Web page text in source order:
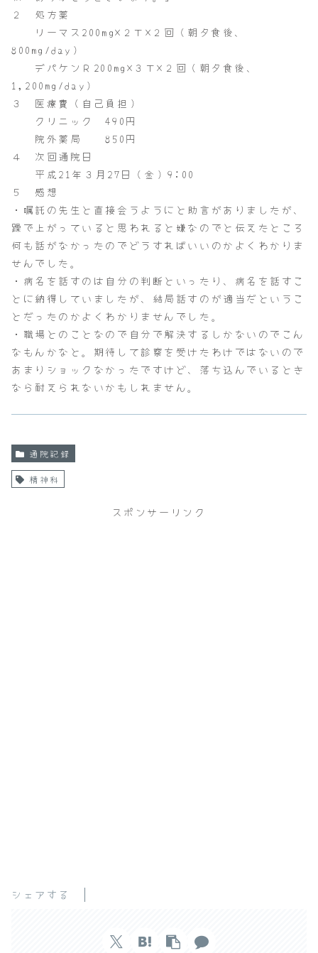
２ 処方薬
リーマス200mg×２Ｔ×２回（朝夕食後、
800mg/day）
デパケンＲ200mg×３Ｔ×２回（朝夕食後、
1,200mg/day）
３ 医療費（自己負担）
クリニック 490円
院外薬局 850円
４ 次回通院日
平成21年３月27日（金）9:00
５ 感想
・嘱託の先生と直接会うようにと助言がありましたが、
躁で上がっていると思われると嫌なのでと伝えたところ
何も話がなかったのでどうすればいいのかよくわかりま
せんでした。
・病名を話すのは自分の判断といったり、病名を話すこ
とに納得していましたが、結局話すのが適当だというこ
とだったのかよくわかりませんでした。
・職場とのことなので自分で解決するしかないのでこん
なもんかなと。期待して診察を受けたわけではないので
あまりショックなかったですけど、落ち込んでいるとき
なら耐えられないかもしれません。
通院記録
精神科
スポンサーリンク
シェアする